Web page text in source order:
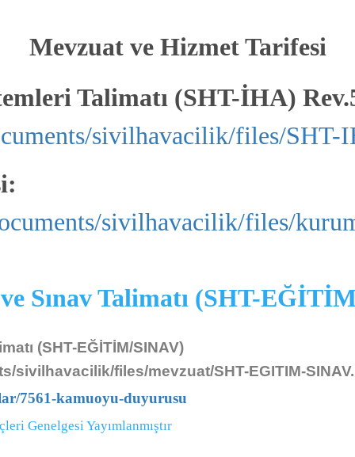
İHA Uçurmak İçin
Türkiye Hava Sahasında, 500 gr ve üzeri İHA uçurmak isteyen
zorunludur. (bkz. SHT - İHA). İHA uçurmak isteyenlerin öncelikle
sisteme kayıt olmaları gerekmektedir.
Mevzuat ve Hizmet Tarifesi
Talimatı (SHT-İHA)
sivilhavacilik/files/SHT-
sivilhavacilik/files/
Sınav Talimatı (SHT-
(SHT-EĞİTİM/SINAV)
sivilhavacilik/files/mevzuat/SHT-EGITIM-
7561-kamuoyu-duyurusu
Genelgesi Yayımlanmıştır